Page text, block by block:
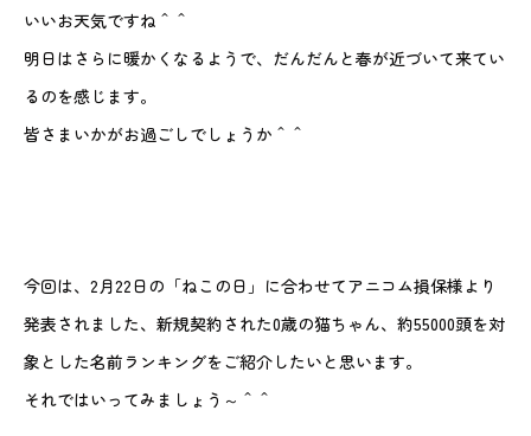
9:00-12:00/15:00-19:00｜木曜休診
いいお天気ですね＾＾
明日はさらに暖かくなるようで、だんだんと春が近づいて来てい
るのを感じます。
皆さまいかがお過ごしでしょうか＾＾
今回は、2月22日の「ねこの日」に合わせてアニコム損保様より
発表されました、新規契約された0歳の猫ちゃん、約55000頭を対
象とした名前ランキングをご紹介したいと思います。
それではいってみましょう～＾＾